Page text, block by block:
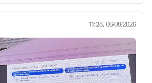
11:28, 06/08/2026